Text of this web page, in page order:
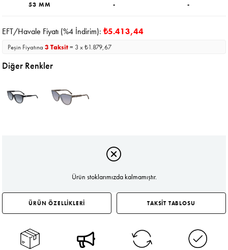
53 MM - -
EFT/Havale Fiyatı (%4 İndirim):₺5.413,44
Peşin Fiyatına3 Taksit= 3 x ₺1.879,67
Diğer Renkler
Ürün stoklarımızda kalmamıştır.
ÜRÜN ÖZELLİKLERİ TAKSİT TABLOSU